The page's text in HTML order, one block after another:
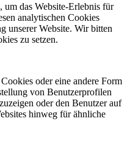
das Website-Erlebnis für
analytischen Cookies
unserer Website. Wir bitten
zu setzen.
oder eine andere Form
von Benutzerprofilen
oder den Benutzer auf
hinweg für ähnliche